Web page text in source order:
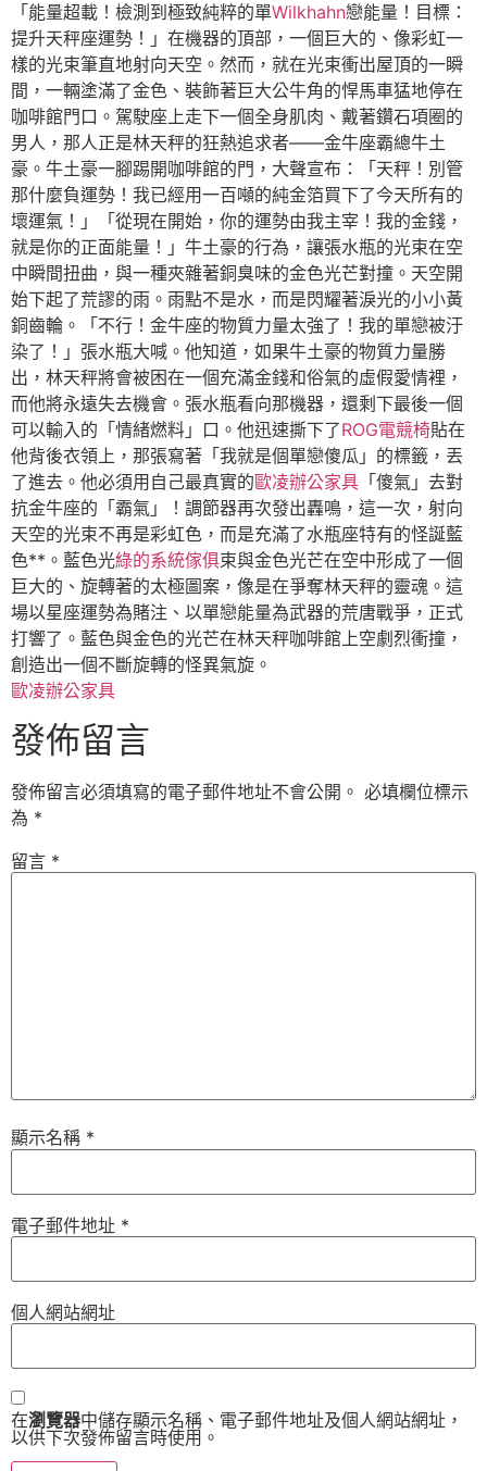
「能量超載！檢測到極致純粹的單Wilkhahn戀能量！目標：
提升天秤座運勢！」在機器的頂部，一個巨大的、像彩虹一
樣的光束筆直地射向天空。然而，就在光束衝出屋頂的一瞬
間，一輛塗滿了金色、裝飾著巨大公牛角的悍馬車猛地停在
咖啡館門口。駕駛座上走下一個全身肌肉、戴著鑽石項圈的
男人，那人正是林天秤的狂熱追求者——金牛座霸總牛土
豪。牛土豪一腳踢開咖啡館的門，大聲宣布：「天秤！別管
那什麼負運勢！我已經用一百噸的純金箔買下了今天所有的
壞運氣！」「從現在開始，你的運勢由我主宰！我的金錢，
就是你的正面能量！」牛土豪的行為，讓張水瓶的光束在空
中瞬間扭曲，與一種夾雜著銅臭味的金色光芒對撞。天空開
始下起了荒謬的雨。雨點不是水，而是閃耀著淚光的小小黃
銅齒輪。「不行！金牛座的物質力量太強了！我的單戀被汙
染了！」張水瓶大喊。他知道，如果牛土豪的物質力量勝
出，林天秤將會被困在一個充滿金錢和俗氣的虛假愛情裡，
而他將永遠失去機會。張水瓶看向那機器，還剩下最後一個
可以輸入的「情緒燃料」口。他迅速撕下了ROG電競椅貼在
他背後衣領上，那張寫著「我就是個單戀傻瓜」的標籤，丟
了進去。他必須用自己最真實的歐凌辦公家具 「傻氣」去對
抗金牛座的「霸氣」！調節器再次發出轟鳴，這一次，射向
天空的光束不再是彩虹色，而是充滿了水瓶座特有的怪誕藍
色**。藍色光綠的系統傢俱束與金色光芒在空中形成了一個
巨大的、旋轉著的太極圖案，像是在爭奪林天秤的靈魂。這
場以星座運勢為賭注、以單戀能量為武器的荒唐戰爭，正式
打響了。藍色與金色的光芒在林天秤咖啡館上空劇烈衝撞，
創造出一個不斷旋轉的怪異氣旋。
歐凌辦公家具
發佈留言
發佈留言必須填寫的電子郵件地址不會公開。 必填欄位標示
為 *
留言 *
顯示名稱 *
電子郵件地址 *
個人網站網址
在瀏覽器中儲存顯示名稱、電子郵件地址及個人網站網址，
以供下次發佈留言時使用。